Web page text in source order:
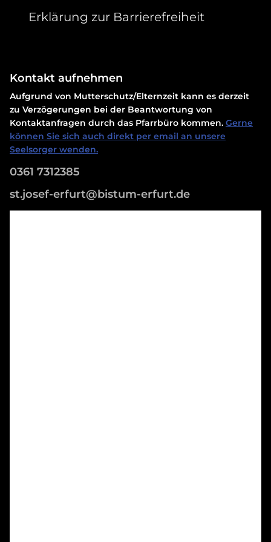
Erklärung zur Barrierefreiheit
Kontakt aufnehmen
Aufgrund von Mutterschutz/Elternzeit kann es derzeit
zu Verzögerungen bei der Beantwortung von
Kontaktanfragen durch das Pfarrbüro kommen. Gerne
können Sie sich auch direkt per email an unsere
Seelsorger wenden.
0361 7312385
st.josef-erfurt@bistum-erfurt.de